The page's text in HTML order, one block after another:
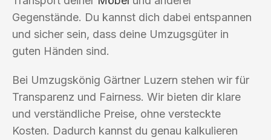
Gegenstände. Du kannst dich dabei entspannen
und sicher sein, dass deine Umzugsgüter in
guten Händen sind.
Bei Umzugskönig Gärtner Luzern stehen wir für
Transparenz und Fairness. Wir bieten dir klare
und verständliche Preise, ohne versteckte
Kosten. Dadurch kannst du genau kalkulieren